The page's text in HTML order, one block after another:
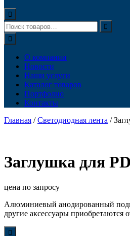
О компании
Новости
Наши услуги
Каталог товаров
Портфолио
Контакты
Главная /Светодиодная лента /
Заглушка для
цена по запросу
Алюминиевый анодированный
другие аксессуары приобретаются